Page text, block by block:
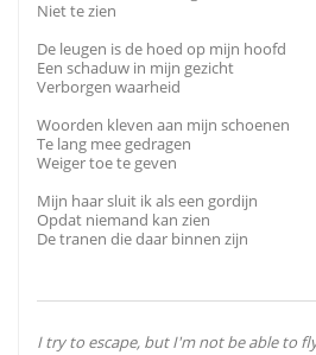
Niet te zien
De leugen is de hoed op mijn hoofd
Een schaduw in mijn gezicht
Verborgen waarheid
Woorden kleven aan mijn schoenen
Te lang mee gedragen
Weiger toe te geven
Mijn haar sluit ik als een gordijn
Opdat niemand kan zien
De tranen die daar binnen zijn
I try to escape, but I'm not be able to